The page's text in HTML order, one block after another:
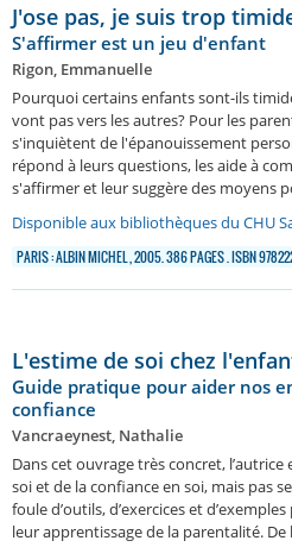
J'ose pas, je suis trop
S'affirmer est un jeu d'enfant
Rigon, Emmanuelle
Pourquoi certains enfants sont-ils
vont pas vers les autres? Pour les
s'inquiètent de l'épanouissement
répond à leurs questions, les aide à
s'affirmer et leur suggère des moyens
Disponible aux bibliothèques du CHU
PARIS : ALBIN MICHEL , 2005. 386 PAGES . ISBN
L'estime de soi chez
Guide pratique pour aider nos
confiance
Vancraeynest, Nathalie
Dans cet ouvrage très concret, l’autrice
soi et de la confiance en soi, mais pas
foule d’outils, d’exercices et
leur apprentissage de la parentalité. De